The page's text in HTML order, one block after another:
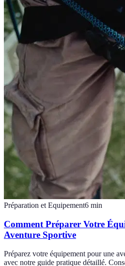
Préparation et Equipement6 min
Comment Préparer Votre
Aventure Sportive
Préparez votre équipement pour une
avec notre guide pratique détaillé.